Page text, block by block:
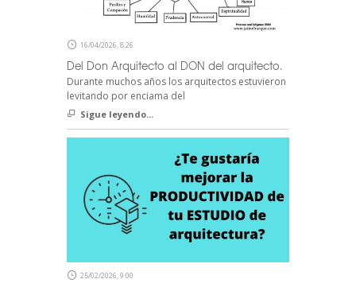
16/04/2026, 8:26
Del Don Arquitecto al DON del arquitecto.
Durante muchos años los arquitectos estuvieron
levitando por enciama del
Sigue leyendo...
25/02/2026, 9:00